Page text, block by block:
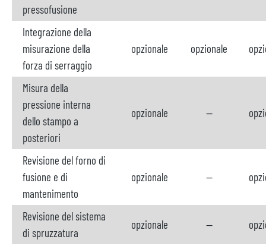
pressofusione
Integrazione della
misurazione della
forza di serraggio
opzionale opzionale
Misura della
pressione interna
dello stampo a
posteriori
opzionale --
Revisione del forno di
fusione e di
mantenimento
opzionale --
Revisione del sistema
di spruzzatura
opzionale --